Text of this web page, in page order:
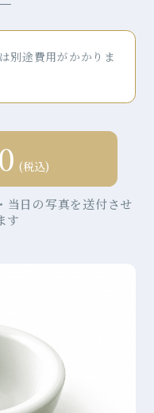
別途費用がかかりま
(税込)
当日の写真を送付させ
す